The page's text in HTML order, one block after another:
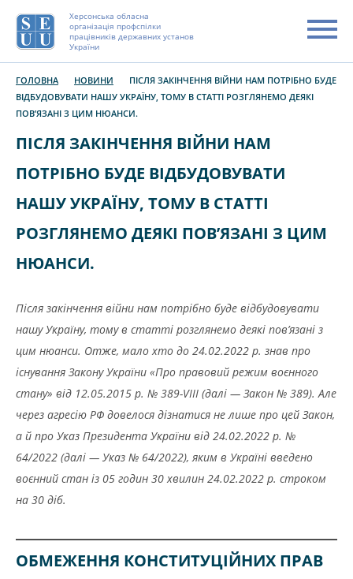
Херсонська обласна
організація профспілки
працівників державних установ
України
ГОЛОВНА НОВИНИ
ПІСЛЯ ЗАКІНЧЕННЯ ВІЙНИ НАМ ПОТРІБНО БУДЕ
ВІДБУДОВУВАТИ НАШУ УКРАЇНУ, ТОМУ В СТАТТІ РОЗГЛЯНЕМО ДЕЯКІ
ПОВ’ЯЗАНІ З ЦИМ НЮАНСИ.
ПІСЛЯ ЗАКІНЧЕННЯ ВІЙНИ НАМ
ПОТРІБНО БУДЕ ВІДБУДОВУВАТИ
НАШУ УКРАЇНУ, ТОМУ В СТАТТІ
РОЗГЛЯНЕМО ДЕЯКІ ПОВ’ЯЗАНІ З ЦИМ
НЮАНСИ.
Після закінчення війни нам потрібно буде відбудовувати
нашу Україну, тому в статті розглянемо деякі пов’язані з
цим нюанси. Отже, мало хто до 24.02.2022 р. знав про
існування Закону України «Про правовий режим воєнного
стану» від 12.05.2015 р. № 389-VIII (далі — Закон № 389). Але
через агресію РФ довелося дізнатися не лише про цей Закон,
а й про Указ Президента України від 24.02.2022 р. №
64/2022 (далі — Указ № 64/2022), яким в Україні введено
воєнний стан із 05 годин 30 хвилин 24.02.2022 р. строком
на 30 діб.
ОБМЕЖЕННЯ КОНСТИТУЦІЙНИХ ПРАВ